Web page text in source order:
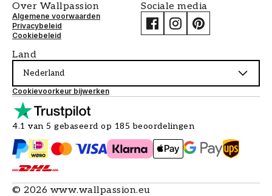
Over Wallpassion
Algemene voorwaarden
Privacybeleid
Cookiebeleid
Sociale media
Land
Nederland
Cookievoorkeur bijwerken
4.1 van 5 gebaseerd op 185 beoordelingen
© 2026 www.wallpassion.eu